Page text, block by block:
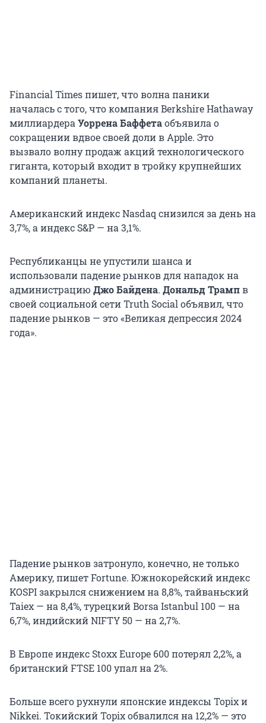
Financial Times пишет, что волна паники
началась с того, что компания Berkshire Hathaway
миллиардераУоррена Баффетаобъявила о
сокращении вдвое своей доли в Apple. Это
вызвало волну продаж акций технологического
гиганта, который входит в тройку крупнейших
компаний планеты.
Американский индекс Nasdaq снизился за день на
3,7%, а индекс S&P — на 3,1%.
Республиканцы не упустили шанса и
использовали падение рынков для нападок на
администрацию Джо Байдена. Дональд Трампв
своей социальной сети Truth Social объявил, что
падение рынков — это «Великая депрессия 2024
года».
Падение рынков затронуло, конечно, не только
Америку, пишет Fortune. Южнокорейский индекс
KOSPI закрылся снижением на 8,8%, тайваньский
Taiex — на 8,4%, турецкий Borsa Istanbul 100 — на
6,7%, индийский NIFTY 50 — на 2,7%.
В Европе индекс Stoxx Europe 600 потерял 2,2%, а
британский FTSE 100 упал на 2%.
Больше всего рухнули японские индексы Topix и
Nikkei. Токийский Topix обвалился на 12,2% — это